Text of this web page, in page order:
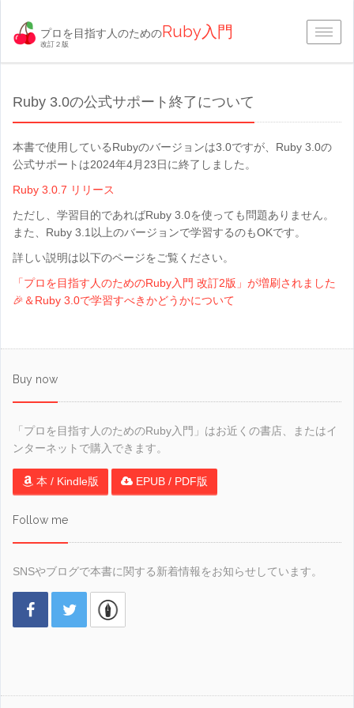
プロを目指す人のためのRuby入門
改訂２版
Ruby 3.0の公式サポート終了について
本書で使用しているRubyのバージョンは3.0ですが、Ruby 3.0の
公式サポートは2024年4月23日に終了しました。
Ruby 3.0.7 リリース
ただし、学習目的であればRuby 3.0を使っても問題ありません。
また、Ruby 3.1以上のバージョンで学習するのもOKです。
詳しい説明は以下のページをご覧ください。
「プロを目指す人のためのRuby入門 改訂2版」が増刷されました
🎉＆Ruby 3.0で学習すべきかどうかについて
Buy now
「プロを目指す人のためのRuby入門」はお近くの書店、またはイ
ンターネットで購入できます。
本 / Kindle版 EPUB / PDF版
Follow me
SNSやブログで本書に関する新着情報をお知らせしています。